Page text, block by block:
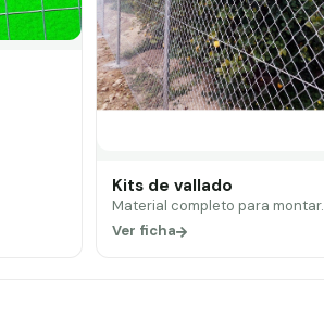
Kits de vallado
Material completo para montar.
Ver ficha